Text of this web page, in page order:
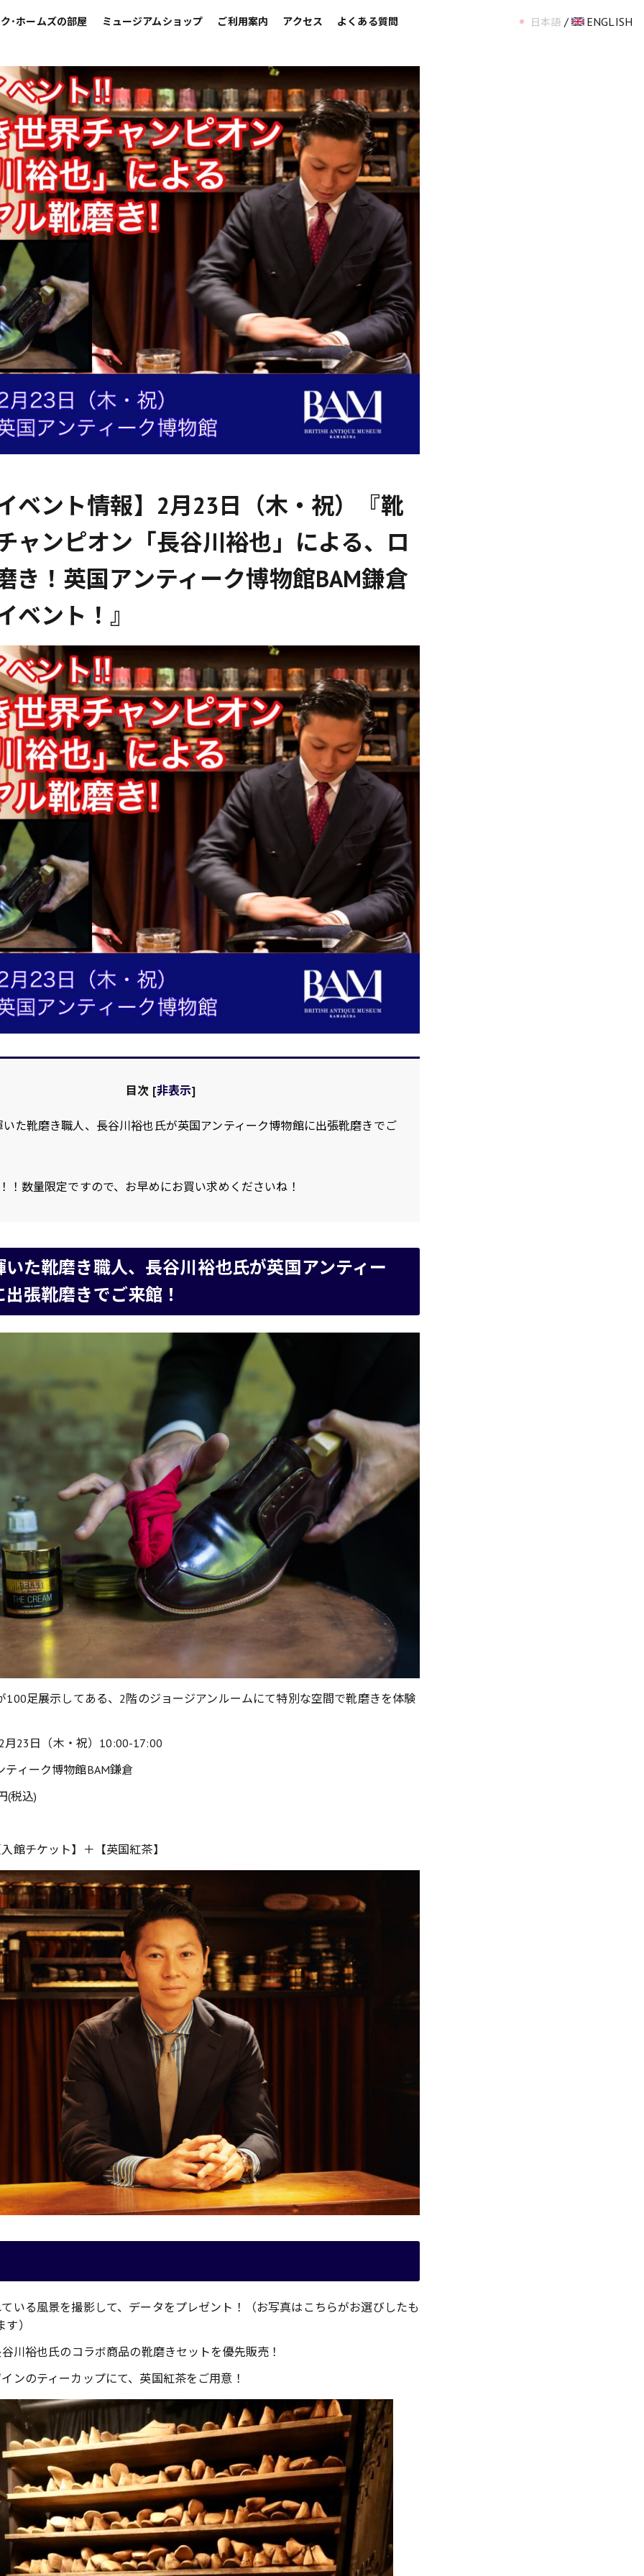
･ホームズの部屋 ミュージアムショップ ご利用案内 アクセス よくある質問 日本語 / ENGLISH
ベント情報】2月23日（木・祝）『靴
ャンピオン「長谷川裕也」による、ロ
き！英国アンティーク博物館BAM鎌倉
ベント！』
目次 [非表示]
た靴磨き職人、長谷川裕也氏が英国アンティーク博物館に出張靴磨きでご
！数量限定ですので、お早めにお買い求めくださいね！
た靴磨き職人、長谷川裕也氏が英国アンティー
張靴磨きでご来館！
100足展示してある、2階のジョージアンルームにて特別な空間で靴磨きを体験
23日（木・祝）10:00-17:00
ィーク博物館BAM鎌倉
(税込)
館チケット】＋【英国紅茶】
いる風景を撮影して、データをプレゼント！（お写真はこちらがお選びしたも
）
川裕也氏のコラボ商品の靴磨きセットを優先販売！
ンのティーカップにて、英国紅茶をご用意！